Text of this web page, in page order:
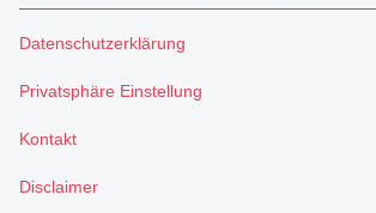
Datenschutzerklärung
Privatsphäre Einstellung
Kontakt
Disclaimer